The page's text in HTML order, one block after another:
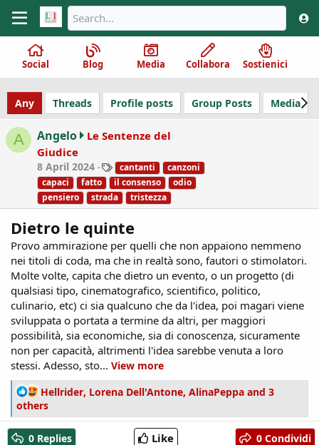
Social Blog Media Collabora Sostienici
Any Threads Profile posts Group Posts Media
A Angelo
Le Sentenze del
Giudice
8 April 2024
T
a
g
s
cantanti
canzoni
capaci
fatto il consenso
odio
pensiero
strada tristezza
Dietro le quinte
Provo ammirazione per quelli che non appaiono nemmeno
nei titoli di coda, ma che in realtà sono, fautori o stimolatori.
Molte volte, capita che dietro un evento, o un progetto (di
qualsiasi tipo, cinematografico, scientifico, politico,
culinario, etc) ci sia qualcuno che da l'idea, poi magari viene
sviluppata o portata a termine da altri, per maggiori
possibilità, sia economiche, sia di conoscenza, sicuramente
non per capacità, altrimenti l'idea sarebbe venuta a loro
stessi. Adesso, sto... View more
R
e
a
c
Hellrider, Lorena Dell'Antone, AlinaPeppa and 3
others
0 Replies Like 0 Condividi